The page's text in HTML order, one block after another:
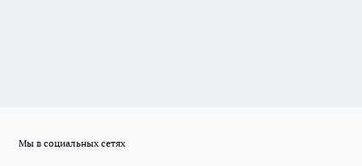
Мы в социальных сетях